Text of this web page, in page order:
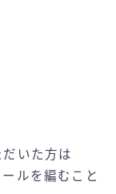
いた方は
ルを編むこと